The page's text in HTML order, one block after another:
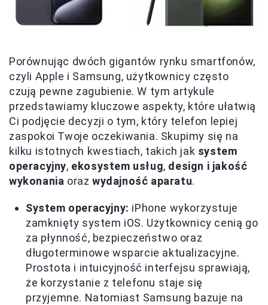
Porównując dwóch gigantów rynku smartfonów,
czyli Apple i Samsung, użytkownicy często
czują pewne zagubienie. W tym artykule
przedstawiamy kluczowe aspekty, które ułatwią
Ci podjęcie decyzji o tym, który telefon lepiej
zaspokoi Twoje oczekiwania. Skupimy się na
kilku istotnych kwestiach, takich jak system
operacyjny, ekosystem usług, design i jakość
wykonania orazwydajność aparatu.
System operacyjny: iPhone wykorzystuje
zamknięty system iOS. Użytkownicy cenią go
za płynność, bezpieczeństwo oraz
długoterminowe wsparcie aktualizacyjne.
Prostota i intuicyjność interfejsu sprawiają,
że korzystanie z telefonu staje się
przyjemne. Natomiast Samsung bazuje na